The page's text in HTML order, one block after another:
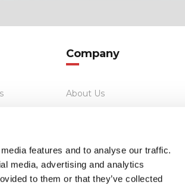
features and to analyse our traffic.
media, advertising and analytics
to them or that they’ve collected
Company
About Us
Blog